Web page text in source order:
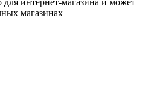
магазинах